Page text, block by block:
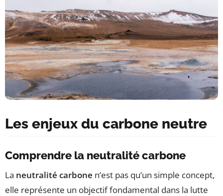
Les enjeux du carbone neutre
Comprendre la neutralité carbone
La neutralité carbone n’est pas qu’un simple concept,
elle représente un objectif fondamental dans la lutte